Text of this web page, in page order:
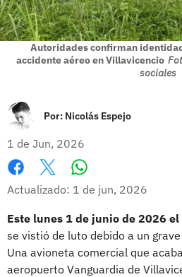
Autoridades confirman
accidente aéreo en Villavicencio
sociales
Por: Nicolás Espejo
1 de Jun, 2026
Facebook
X
Actualizado: 1 de jun, 2026
Este lunes 1 de junio de 2026
se vistió de luto debido a un
Una avioneta comercial que
aeropuerto Vanguardia de